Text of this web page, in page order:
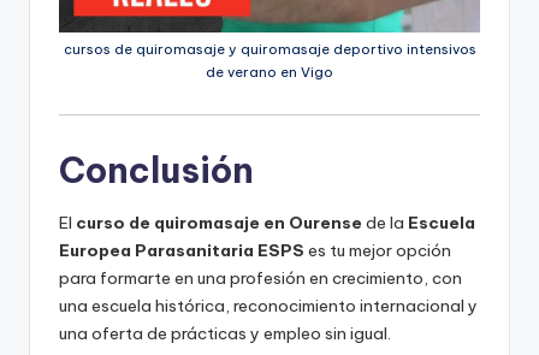
cursos de quiromasaje y quiromasaje deportivo intensivos
de verano en Vigo
Conclusión
El curso de quiromasaje en Ourense de la Escuela
Europea Parasanitaria ESPS es tu mejor opción
para formarte en una profesión en crecimiento, con
una escuela histórica, reconocimiento internacional y
una oferta de prácticas y empleo sin igual.